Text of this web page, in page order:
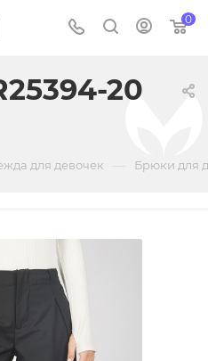
0
20
для девочек Брюки для